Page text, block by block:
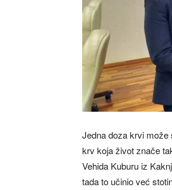
Jedna doza krvi može
krv koja život znače
Vehida Kuburu iz
tada to učinio već